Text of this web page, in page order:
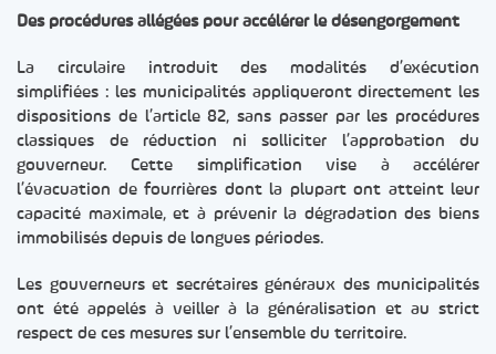
Des procédures allégées pour accélérer le désengorgement
La circulaire introduit des modalités d’exécution
simplifiées : les municipalités appliqueront directement les
dispositions de l’article 82, sans passer par les procédures
classiques de réduction ni solliciter l’approbation du
gouverneur. Cette simplification vise à accélérer
l’évacuation de fourrières dont la plupart ont atteint leur
capacité maximale, et à prévenir la dégradation des biens
immobilisés depuis de longues périodes.
Les gouverneurs et secrétaires généraux des municipalités
ont été appelés à veiller à la généralisation et au strict
respect de ces mesures sur l’ensemble du territoire.